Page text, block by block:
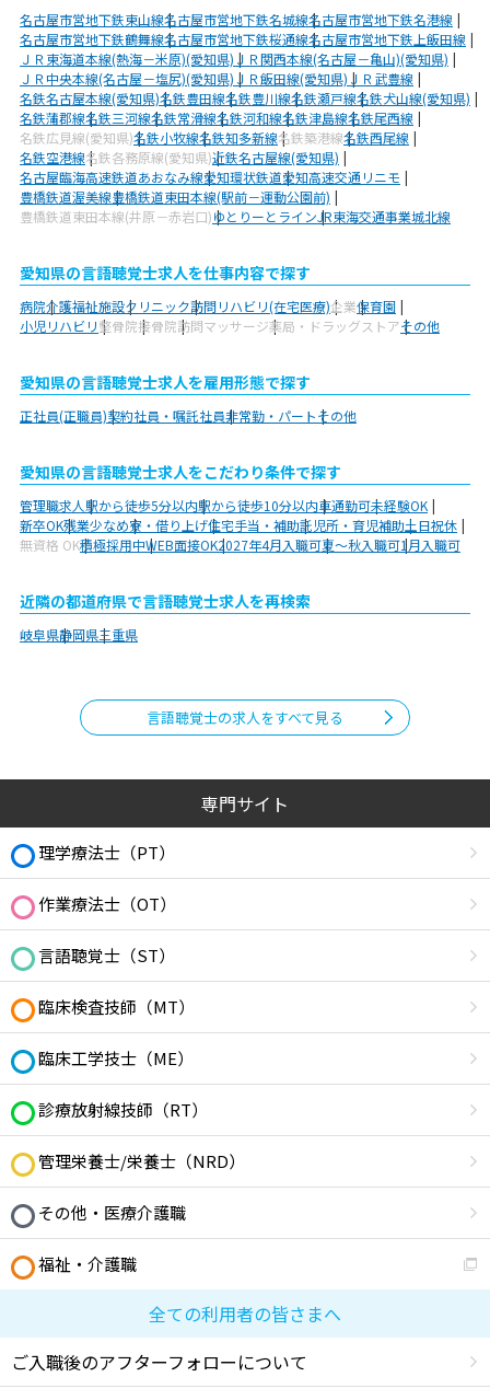
名古屋市営地下鉄東山線名古屋市営地下鉄名城線名古屋市営地下鉄名港線
名古屋市営地下鉄鶴舞線名古屋市営地下鉄桜通線名古屋市営地下鉄上飯田線
ＪＲ東海道本線(熱海－米原)(愛知県)ＪＲ関西本線(名古屋－亀山)(愛知県)
ＪＲ中央本線(名古屋－塩尻)(愛知県)ＪＲ飯田線(愛知県)ＪＲ武豊線
名鉄名古屋本線(愛知県)名鉄豊田線名鉄豊川線名鉄瀬戸線名鉄犬山線(愛知県)
名鉄蒲郡線名鉄三河線名鉄常滑線名鉄河和線名鉄津島線名鉄尾西線
名鉄広見線(愛知県)名鉄小牧線名鉄知多新線名鉄築港線名鉄西尾線
名鉄空港線名鉄各務原線(愛知県)近鉄名古屋線(愛知県)
名古屋臨海高速鉄道あおなみ線愛知環状鉄道愛知高速交通リニモ
豊橋鉄道渥美線豊橋鉄道東田本線(駅前－運動公園前)
豊橋鉄道東田本線(井原－赤岩口)ゆとりーとラインJR東海交通事業城北線
愛知県の言語聴覚士求人を仕事内容で探す
病院介護福祉施設クリニック訪問リハビリ(在宅医療)企業保育園
小児リハビリ整骨院接骨院訪問マッサージ薬局・ドラッグストアその他
愛知県の言語聴覚士求人を雇用形態で探す
正社員(正職員)契約社員・嘱託社員非常勤・パートその他
愛知県の言語聴覚士求人をこだわり条件で探す
管理職求人駅から徒歩5分以内駅から徒歩10分以内車通勤可未経験OK
新卒OK残業少なめ寮・借り上げ住宅手当・補助託児所・育児補助土日祝休
無資格 OK積極採用中WEB面接OK2027年4月入職可夏～秋入職可1月入職可
近隣の都道府県で言語聴覚士求人を再検索
岐阜県静岡県三重県
言語聴覚士の求人をすべて見る
専門サイト
理学療法士（PT）
作業療法士（OT）
言語聴覚士（ST）
臨床検査技師（MT）
臨床工学技士（ME）
診療放射線技師（RT）
管理栄養士/栄養士（NRD）
その他・医療介護職
福祉・介護職
全ての利用者の皆さまへ
ご入職後のアフターフォローについて